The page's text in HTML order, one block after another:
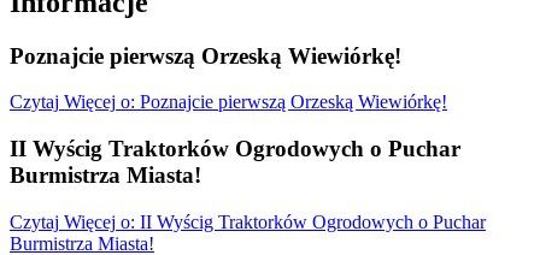
Poznajcie pierwszą Orzeską Wiewiórkę!
Czytaj Więcej o: Poznajcie pierwszą Orzeską Wiewiórkę!
II Wyścig Traktorków Ogrodowych o Puchar
Burmistrza Miasta!
Czytaj Więcej o: II Wyścig Traktorków Ogrodowych o Puchar
Burmistrza Miasta!